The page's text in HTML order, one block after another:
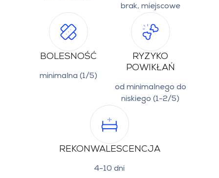
brak, miejscowe
BOLESNOŚĆ
minimalna (1/5)
RYZYKO
POWIKŁAŃ
od minimalnego do
niskiego (1-2/5)
REKONWALESCENCJA
4-10 dni